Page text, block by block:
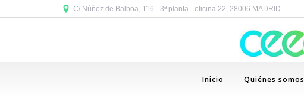
C/ Núñez de Balboa, 116 - 3ª planta - oficina 22, 28006 MADRID
Inicio Quiénes somos